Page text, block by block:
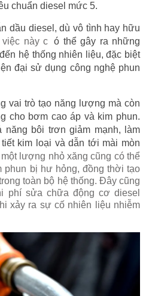
chuẩn diesel mức 5.
dầu diesel, dù vô tình hay hữu
việc này c
ó thể gây ra những
hệ thống nhiên liệu, đặc biệt
đại sử dụng công nghệ phun
vai trò tạo năng lượng mà còn
cho bơm cao áp và kim phun.
năng bôi trơn giảm mạnh, làm
kim loại và dẫn tới mài mòn
một lượng nhỏ xăng cũng có thể
phun bị hư hỏng, đồng thời tạo
toàn bộ hệ thống. Đây cũng
phí sửa chữa động cơ diesel
xảy ra sự cố nhiên liệu nhiễm